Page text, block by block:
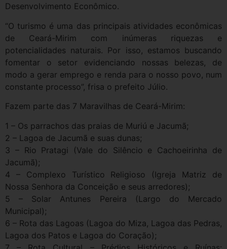
Desenvolvimento Econômico.
“O turismo é uma das principais atividades econômicas
de Ceará-Mirim com inúmeras riquezas e
potencialidades naturais. Por isso, estamos buscando
fomentar o setor evidenciando nossas belezas, de
modo a gerar emprego e renda para o nosso povo, num
constante processo”, frisa o prefeito Júlio.
Fazem parte das 7 Maravilhas de Ceará-Mirim:
1 – Os parrachos das praias de Muriú e Jacumã;
2 – Lagoa de Jacumã e suas dunas;
3 – Rio Pratagi (Vale do Silêncio e Cachoeirinha de
Jacumã);
4 – Complexo Turístico Religioso (Igreja Matriz de
Nossa Senhora da Conceição e seus arredores);
5 – Solar Antunes Pereira (Largo do Mercado
Municipal);
6 – Rota das Lagoas (Lagoa do Miza, Lagoa das Pedras,
Lagoa dos Patos e Lagoa do Coração);